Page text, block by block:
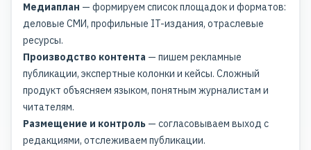
Медиаплан — формируем список площадок и форматов:
деловые СМИ, профильные IT-издания, отраслевые
ресурсы.
Производство контента — пишем рекламные
публикации, экспертные колонки и кейсы. Сложный
продукт объясняем языком, понятным журналистам и
читателям.
Размещение и контроль — согласовываем выход с
редакциями, отслеживаем публикации.